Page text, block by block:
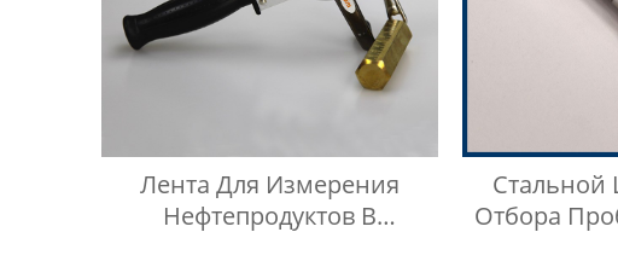
Лента Для Измерения
Нефтепродуктов В
Стальной
Отбора